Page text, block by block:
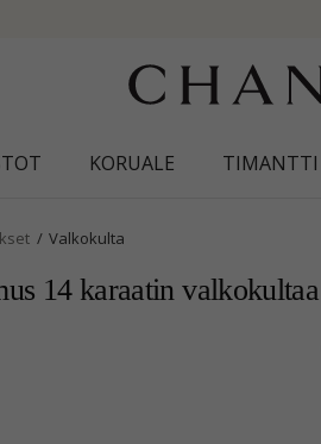
KORUALE TIMANTTI
Valkokulta
14 karaatin